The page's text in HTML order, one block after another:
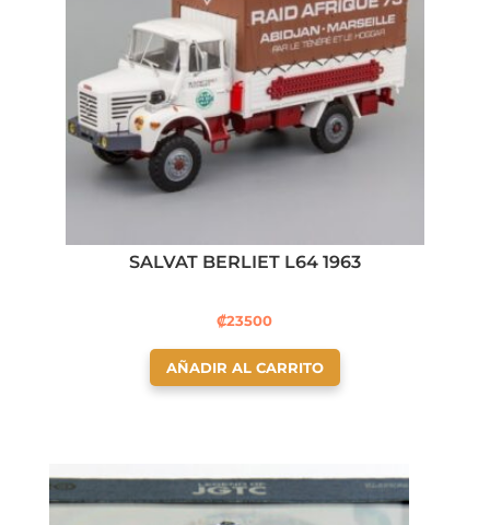
SALVAT BERLIET L64 1963
₡23500
AÑADIR AL CARRITO